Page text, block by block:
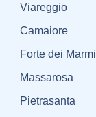
Viareggio
Camaiore
Forte dei Marmi
Massarosa
Pietrasanta